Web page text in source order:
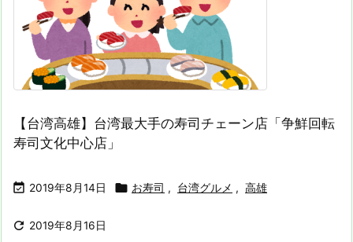
【台湾高雄】台湾最大手の寿司チェーン店「争鮮回転
寿司文化中心店」
 2019年8月14日  お寿司 , 台湾グルメ , 高雄
 2019年8月16日